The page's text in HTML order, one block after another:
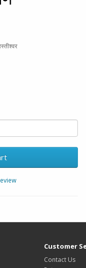
Customer
Contact Us